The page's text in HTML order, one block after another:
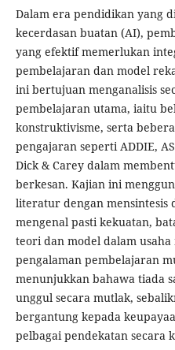
Dalam era pendidikan yang
kecerdasan buatan (AI),
yang efektif memerlukan
pembelajaran dan model
ini bertujuan menganalisis
pembelajaran utama, iaitu
konstruktivisme, serta
pengajaran seperti ADDIE,
Dick & Carey dalam
berkesan. Kajian ini
literatur dengan mensintesis
mengenal pasti kekuatan,
teori dan model dalam
pengalaman pembelajaran
menunjukkan bahawa tiada
unggul secara mutlak,
bergantung kepada
pelbagai pendekatan secara